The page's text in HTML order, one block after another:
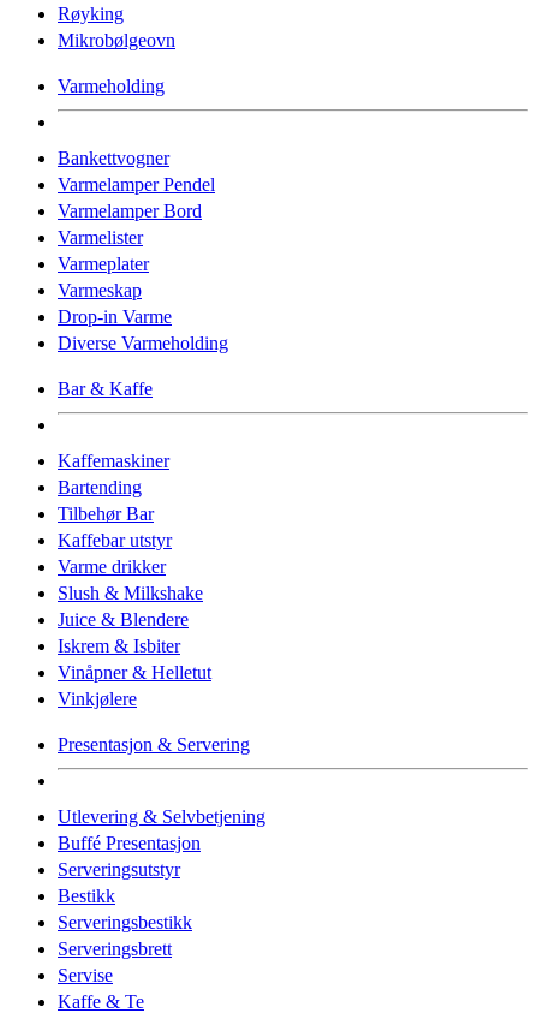
Røyking
Mikrobølgeovn
Varmeholding
Bankettvogner
Varmelamper Pendel
Varmelamper Bord
Varmelister
Varmeplater
Varmeskap
Drop-in Varme
Diverse Varmeholding
Bar & Kaffe
Kaffemaskiner
Bartending
Tilbehør Bar
Kaffebar utstyr
Varme drikker
Slush & Milkshake
Juice & Blendere
Iskrem & Isbiter
Vinåpner & Helletut
Vinkjølere
Presentasjon & Servering
Utlevering & Selvbetjening
Buffé Presentasjon
Serveringsutstyr
Bestikk
Serveringsbestikk
Serveringsbrett
Servise
Kaffe & Te